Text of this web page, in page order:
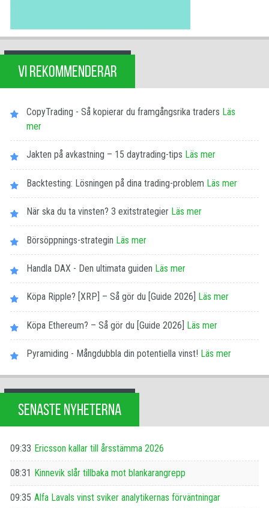
VI REKOMMENDERAR
CopyTrading - Så kopierar du framgångsrika traders Läs
mer
Jakten på avkastning – 15 daytrading-tips Läs mer
Backtesting: Lösningen på dina trading-problem Läs mer
När ska du ta vinsten? 3 exitstrategier Läs mer
Börsöppnings-strategin Läs mer
Handla DAX - Den ultimata guiden Läs mer
Köpa Ripple? [XRP] – Så gör du [Guide 2026] Läs mer
Köpa Ethereum? – Så gör du [Guide 2026] Läs mer
Pyramiding - Mångdubbla din potentiella vinst! Läs mer
SENASTE NYHETERNA
09:33 Ericsson kallar till årsstämma 2026
08:31 Kinnevik slår tillbaka mot blankarangrepp
09:35 Alfa Lavals vinst sviker analytikernas förväntningar